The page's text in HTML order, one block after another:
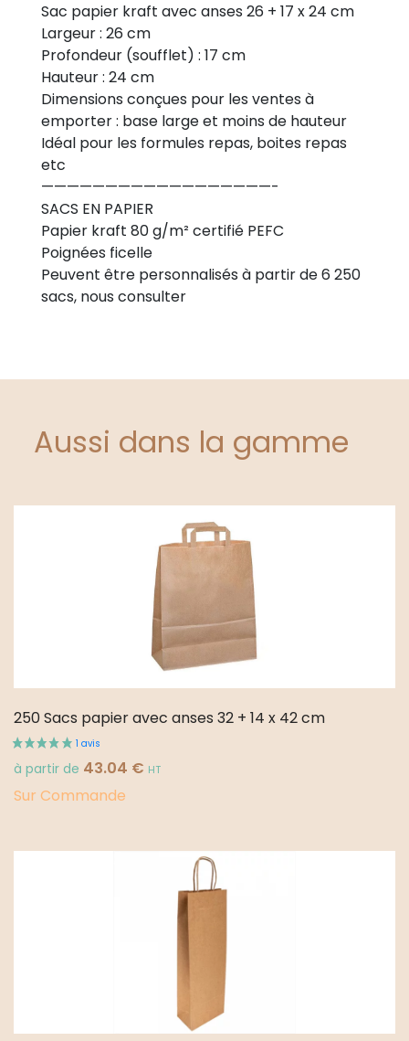
Sac papier kraft avec anses 26 + 17 x 24 cm
Largeur : 26 cm
Profondeur (soufflet) : 17 cm
Hauteur : 24 cm
Dimensions conçues pour les ventes à
emporter : base large et moins de hauteur
Idéal pour les formules repas, boites repas
etc
——————————————————-
SACS EN PAPIER
Papier kraft 80 g/m² certifié PEFC
Poignées ficelle
Peuvent être personnalisés à partir de 6 250
sacs, nous consulter
Aussi dans la gamme
250 Sacs papier avec anses 32 + 14 x 42 cm
à partir de 43.04 € HT
Sur Commande